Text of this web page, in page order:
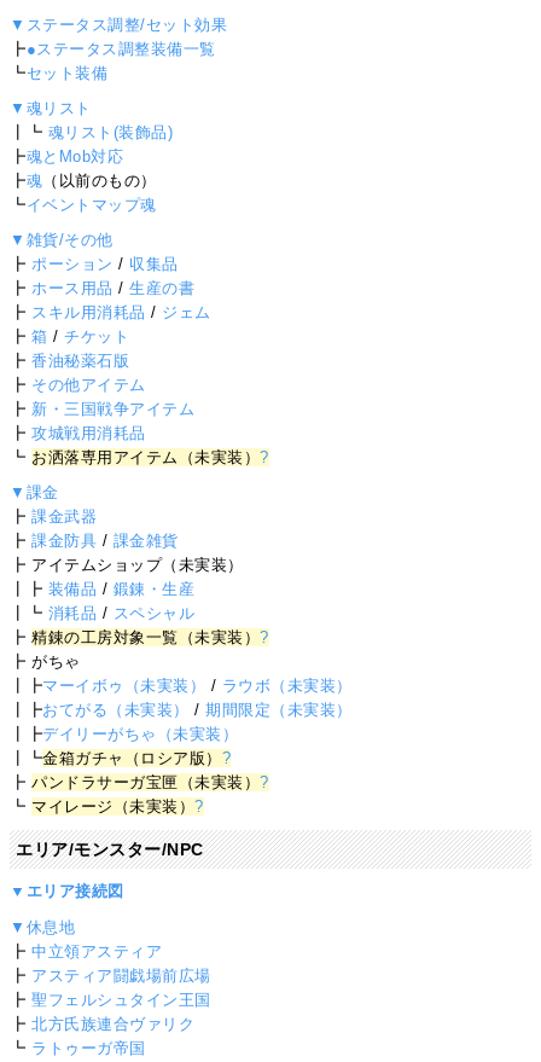
▼ステータス調整/セット効果
┣●ステータス調整装備一覧
┗セット装備
▼魂リスト
┃┗ 魂リスト(装飾品)
┣魂とMob対応
┣魂 （以前のもの）
┗イベントマップ魂
▼雑貨/その他
┣ポーション / 収集品
┣ホース用品 /生産の書
┣ スキル用消耗品 / ジェム
┣箱 /チケット
┣香油秘薬石版
┣ その他アイテム
┣ 新・三国戦争アイテム
┣攻城戦用消耗品
┗ お洒落専用アイテム（未実装）?
▼課金
┣課金武器
┣課金防具 / 課金雑貨
┣ アイテムショップ（未実装）
┃┣ 装備品 / 鍛錬・生産
┃┗ 消耗品 / スペシャル
┣精錬の工房対象一覧（未実装）?
┣ がちゃ
┃┣マーイボゥ（未実装） / ラウボ（未実装）
┃┣おてがる（未実装） /期間限定（未実装）
┃┣デイリーがちゃ（未実装）
┃┗金箱ガチャ（ロシア版） ?
┣パンドラサーガ宝匣（未実装）?
┗ マイレージ（未実装）?
エリア/モンスター/NPC
▼エリア接続図
▼休息地
┣中立領アスティア
┣ アスティア闘戯場前広場
┣聖フェルシュタイン王国
┣北方氏族連合ヴァリク
┗ ラトゥーガ帝国